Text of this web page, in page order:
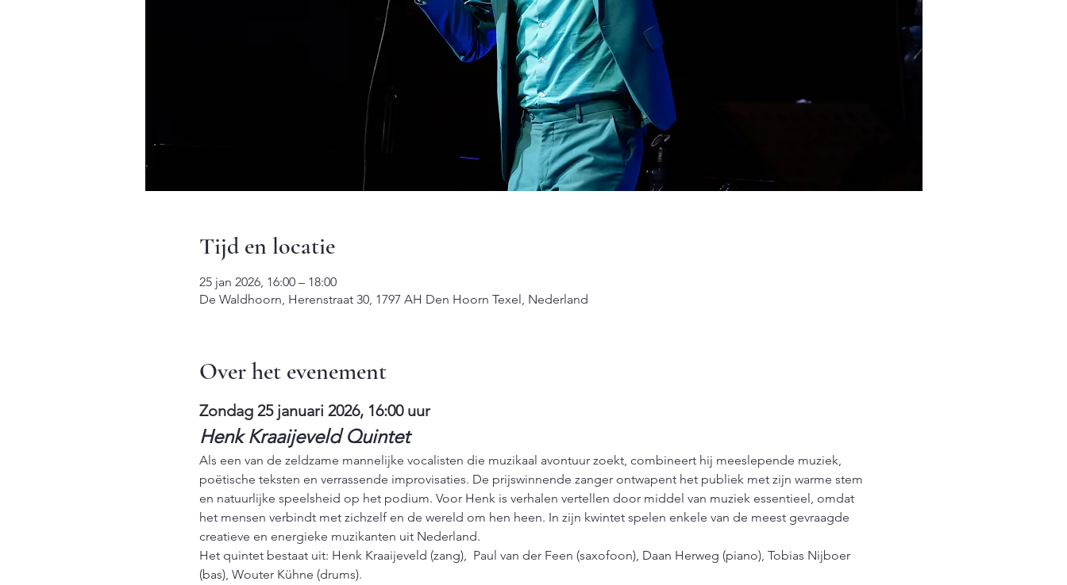
Tijd en locatie
25 jan 2026, 16:00 – 18:00
De Waldhoorn, Herenstraat 30, 1797 AH Den Hoorn Texel, Nederland
Over het evenement
Zondag 25 januari 2026, 16:00 uur
Henk Kraaijeveld Quintet
Als een van de zeldzame mannelijke vocalisten die muzikaal avontuur zoekt, combineert hij meeslepende muziek,
poëtische teksten en verrassende improvisaties. De prijswinnende zanger ontwapent het publiek met zijn warme stem
en natuurlijke speelsheid op het podium. Voor Henk is verhalen vertellen door middel van muziek essentieel, omdat
het mensen verbindt met zichzelf en de wereld om hen heen. In zijn kwintet spelen enkele van de meest gevraagde
creatieve en energieke muzikanten uit Nederland.
Het quintet bestaat uit: Henk Kraaijeveld (zang),  Paul van der Feen (saxofoon), Daan Herweg (piano), Tobias Nijboer
(bas), Wouter Kühne (drums).